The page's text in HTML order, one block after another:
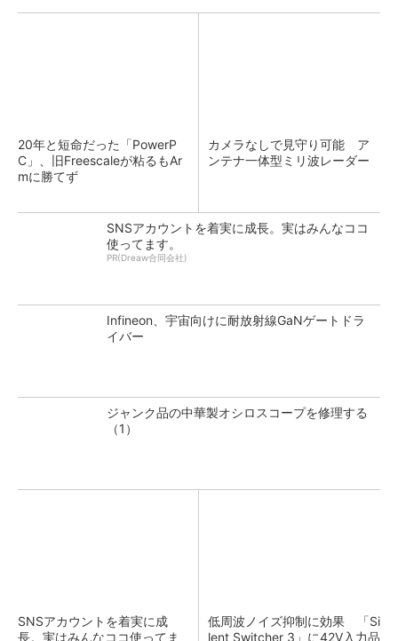
20年と短命だった「PowerP
C」、旧Freescaleが粘るもAr
mに勝てず
カメラなしで見守り可能 ア
ンテナ一体型ミリ波レーダー
SNSアカウントを着実に成長。実はみんなココ
使ってます。
PR(Dreaw合同会社)
Infineon、宇宙向けに耐放射線GaNゲートドラ
イバー
ジャンク品の中華製オシロスコープを修理する
（1）
SNSアカウントを着実に成
長。実はみんなココ使ってま
低周波ノイズ抑制に効果 「Si
lent Switcher 3」に42V入力品